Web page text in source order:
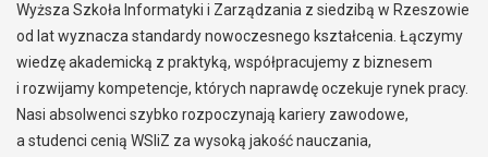
Wyższa Szkoła Informatyki i Zarządzania z siedzibą w Rzeszowie
od lat wyznacza standardy nowoczesnego kształcenia. Łączymy
wiedzę akademicką z praktyką, współpracujemy z biznesem
i rozwijamy kompetencje, których naprawdę oczekuje rynek pracy.
Nasi absolwenci szybko rozpoczynają kariery zawodowe,
a studenci cenią WSIiZ za wysoką jakość nauczania,